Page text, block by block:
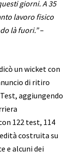
giorni. A 35
lavoro fisico
là fuori.”–
un wicket con
di ritiro
aggiungendo
122 test, 114
costruita su
e alcuni dei